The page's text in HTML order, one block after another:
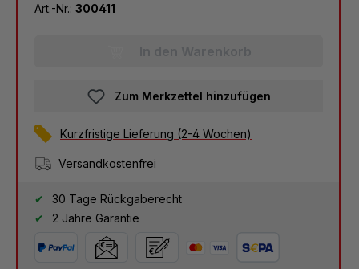
Art.-Nr.: 300411
Zum Merkzettel hinzufügen
Kurzfristige Lieferung (2-4 Wochen)
Versandkostenfrei
30 Tage Rückgaberecht
2 Jahre Garantie